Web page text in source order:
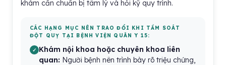
khám cần chuẩn bị tâm lý và hỏi kỹ quy trình.
CÁC HẠNG MỤC NÊN TRAO ĐỔI KHI TẦM SOÁT
ĐỘT QUỴ TẠI BỆNH VIỆN QUÂN Y 15:
Khám nội khoa hoặc chuyên khoa liên
quan: Người bệnh nên trình bày rõ triệu chứng,